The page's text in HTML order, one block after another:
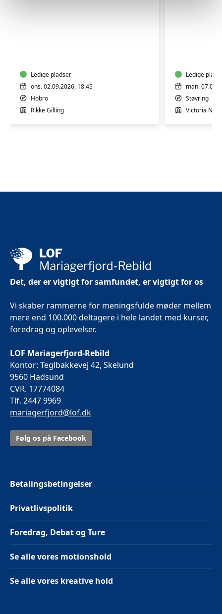
Ledige pladser
ons. 02.09.2026, 18.45
Hobro
Rikke Gilling
Ledige
man.
Støvring
Victoria Nord
Det, der er vigtigt for samfundet, er vigtigt for os
Vi skaber rammerne for meningsfulde møder mellem
mere end 100.000 deltagere i hele landet med kurser,
foredrag og oplevelser.
LOF Mariagerfjord-Rebild
Kontor: Teglbakkevej 42, Skelund
9560 Hadsund
CVR. 17774084
Tlf. 2447 9969
mariagerfjord@lof.dk
Følg os på Facebook
Betalingsbetingelser
Privatlivspolitik
Foredrag, Debat og Ture
Se alle vores motionshold
Se alle vores kreative hold